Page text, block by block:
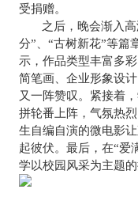
受捐赠。
之后，晚会渐入
分” “古树新花”等篇
示，作品类型丰富多
简笔画、企业形象设
又一阵赞叹。紧接着，
拼轮番上阵，气氛热烈
生自编自演的微电影
起彼伏。最后，在“爱
学以校园风采为主题